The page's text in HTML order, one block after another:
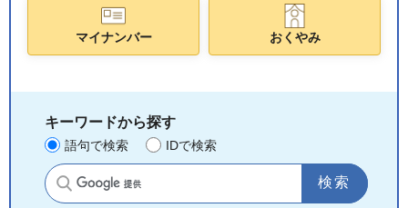
マイナンバー おくやみ
キーワードから探す
語句で検索 IDで検索
サイト内検索